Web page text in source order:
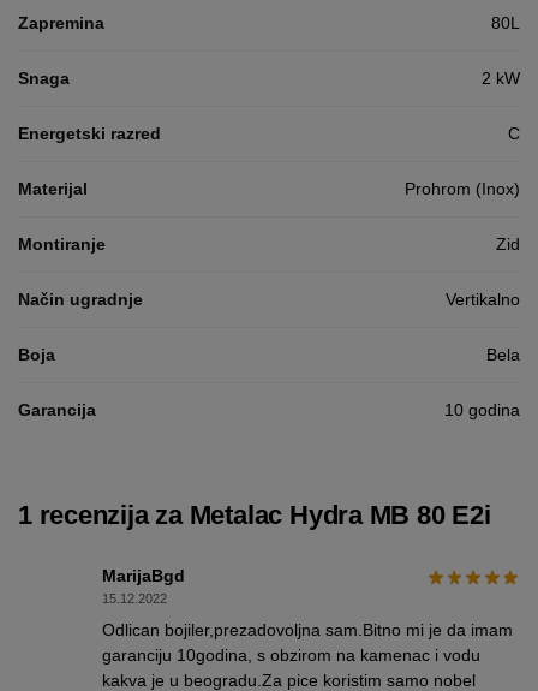
Zapremina 80L
Snaga 2 kW
Energetski razred C
Materijal Prohrom (Inox)
Montiranje Zid
Način ugradnje Vertikalno
Boja Bela
Garancija 10 godina
1 recenzija za Metalac Hydra MB 80 E2i
MarijaBgd
15.12.2022
Odlican bojiler,prezadovoljna sam.Bitno mi je da imam
garanciju 10godina, s obzirom na kamenac i vodu
kakva je u beogradu.Za pice koristim samo nobel